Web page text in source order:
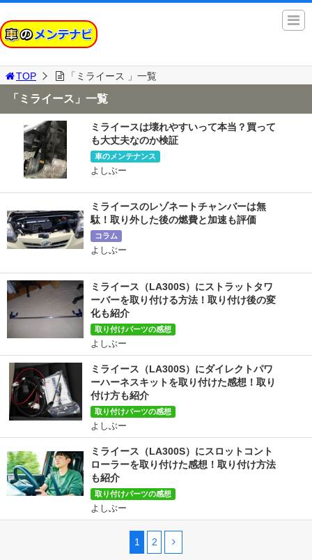
TOP 「ミライース 」一覧
「ミライース」一覧
ミライースは壊れやすいって本当？買って
も大丈夫なのか検証
車のメンテナンス
よしぶー
ミライースのレゾネートチャンバーは無
駄！取り外した後の燃費と加速も評価
コラム
よしぶー
ミライース（LA300S）にストラットタワ
ーバーを取り付ける方法！取り付け後の変
化も紹介
取り付けパーツの感想
よしぶー
ミライース（LA300S）にダイレクトパワ
ーハーネスキットを取り付けた感想！取り
付け方も紹介
取り付けパーツの感想
よしぶー
ミライース（LA300S）にスロットコント
ローラーを取り付けた感想！取り付け方法
も紹介
取り付けパーツの感想
よしぶー
1 2